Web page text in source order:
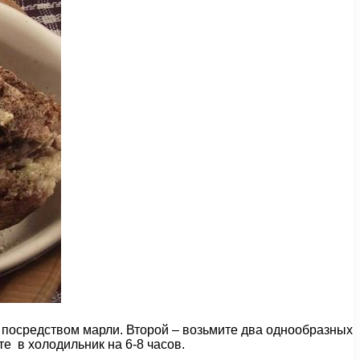
марли. Второй – возьмите два однообразных
в холодильник на 6-8 часов.